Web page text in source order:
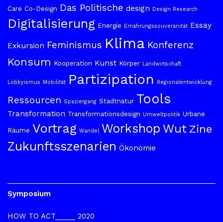
Care Co-Design Das Politische design Design Research
Digitalisierung Energie Ernährungssouveränität Essay
Exkursion Feminismus Klima Konferenz
Konsum Kooperation Kunst Körper Landwirtschaft
Lobbyismus Mobilität Partizipation Regionalentwicklung
Ressourcen Spaziergang Stadtnatur Tools
Transformation Transformationsdesign Umweltpolitik Urbane
Räume Vortrag Wandel Workshop Wut Zine
Zukunftsszenarien Ökonomie
Symposium
HOW TO ACT_____ 2020